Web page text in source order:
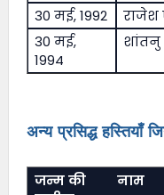
30 मई, 1992
राजेश
30 मई,
1994
शांतनु
अन्य प्रसिद्ध हस्तियाँ
जन्म की
नाम